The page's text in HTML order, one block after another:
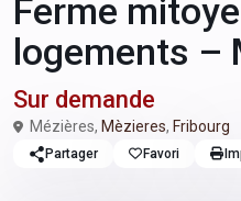
Ferme
logements –
Sur demande
Mézières, Mèzieres, Fribourg
Partager Favori